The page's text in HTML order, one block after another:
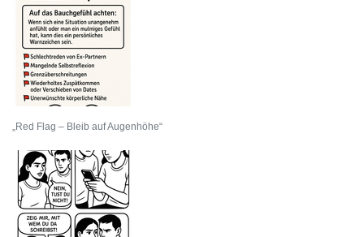
„Red Flag – Bleib auf Augenhöhe“